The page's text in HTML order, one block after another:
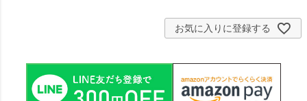
お気に入りに登録する